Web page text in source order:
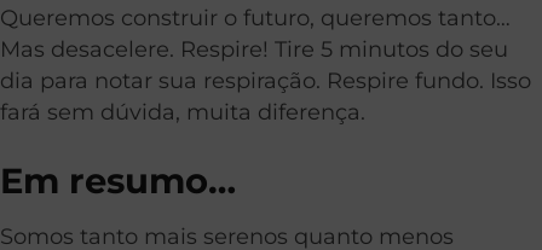
Queremos construir o futuro, queremos tanto…
Mas desacelere. Respire! Tire 5 minutos do seu
dia para notar sua respiração. Respire fundo. Isso
fará sem dúvida, muita diferença.
Em resumo…
Somos tanto mais serenos quanto menos